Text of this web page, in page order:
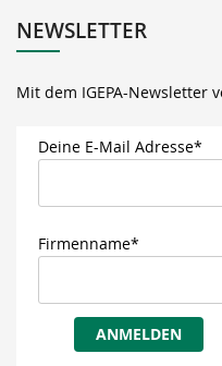
NEWSLETTER
Mit dem IGEPA-Newsletter
Deine E-Mail Adresse*
Firmenname*
ANMELDEN